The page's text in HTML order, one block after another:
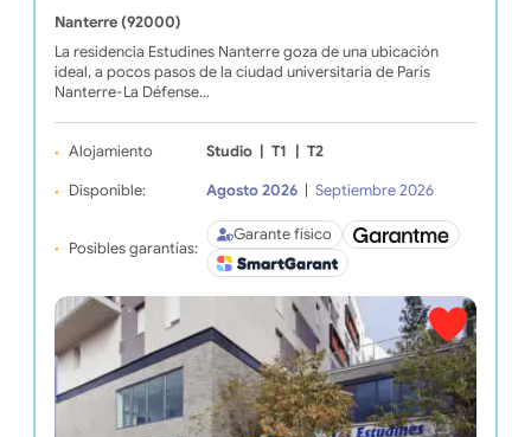
Nanterre (92000)
La residencia Estudines Nanterre goza de una ubicación
ideal, a pocos pasos de la ciudad universitaria de París
Nanterre-La Défense…
Alojamiento Studio T1 T2
Disponible: Agosto 2026 Septiembre 2026
Posibles garantías:
Garante físico